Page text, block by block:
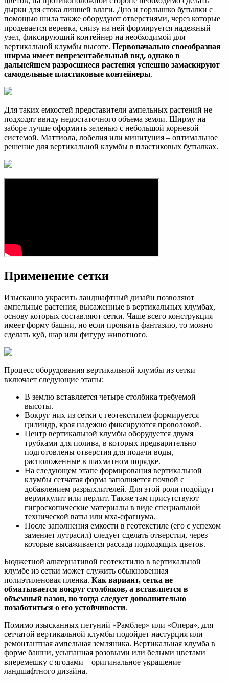
дырки для стока лишней влаги. Дно и горлышко бутылки с
помощью шила также оборудуют отверстиями, через которые
продевается веревка, снизу на ней формируется надежный
узел, фиксирующий контейнер на необходимой для
вертикальной клумбы высоте. Первоначально своеобразная
ширма имеет непрезентабельный вид, однако в
дальнейшем разросшиеся растения успешно замаскируют
самодельные пластиковые контейнеры.
Для таких емкостей представители ампельных растений не
подходят ввиду недостаточного объема земли. Ширму на
заборе лучше оформить зеленью с небольшой корневой
системой. Маттиола, лобелия или минитуния – оптимальное
решение для вертикальной клумбы в пластиковых бутылках.
Применение сетки
Изысканно украсить ландшафтный дизайн позволяют
ампельные растения, высаженные в вертикальных клумбах,
основу которых составляют сетки. Чаше всего конструкция
имеет форму башни, но если проявить фантазию, то можно
сделать куб, шар или фигуру животного.
Процесс оборудования вертикальной клумбы из сетки
включает следующие этапы:
В землю вставляется четыре столбика требуемой
высоты.
Вокруг них из сетки с геотекстилем формируется
цилиндр, края надежно фиксируются проволокой.
Центр вертикальной клумбы оборудуется двумя
трубками для полива, в которых предварительно
подготовлены отверстия для подачи воды,
расположенные в шахматном порядке.
На следующем этапе формирования вертикальной
клумбы сетчатая форма заполняется почвой с
добавлением разрыхлителей. Для этой роли подойдут
вермикулит или перлит. Также там присутствуют
гигроскопические материалы в виде специальной
технической ваты или мха-сфагнума.
После заполнения емкости в геотекстиле (его с успехом
заменяет лутрасил) следует сделать отверстия, через
которые высаживается рассада подходящих цветов.
Бюджетной альтернативой геотекстилю в вертикальной
клумбе из сетки может служить обыкновенная
полиэтиленовая пленка. Как вариант, сетка не
обматывается вокруг столбиков, а вставляется в
объемный вазон, но тогда следует дополнительно
позаботиться о его устойчивости.
Помимо изысканных петуний «Рамблер» или «Опера», для
сетчатой вертикальной клумбы подойдет настурция или
ремонтантная ампельная земляника. Вертикальная клумба в
форме башни, усыпанная розовыми или белыми цветами
вперемешку с ягодами – оригинальное украшение
ландшафтного дизайна.